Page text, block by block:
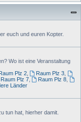
euch und euren Kopter.
Wo ist eine Veranstaltung
Plz 2, Raum Plz 3
Raum Plz 7, Raum Plz 8
Länder
tun hat, hierher damit.